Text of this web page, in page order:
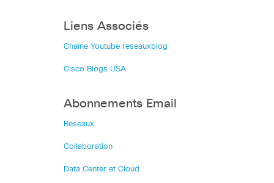
Liens Associés
Chaîne Youtube reseauxblog
Cisco Blogs USA
Abonnements Email
Réseaux
Collaboration
Data Center et Cloud